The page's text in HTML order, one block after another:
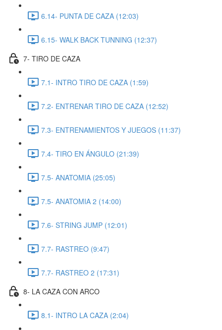
6.14- PUNTA DE CAZA (12:03)
6.15- WALK BACK TUNNING (12:37)
7- TIRO DE CAZA
7.1- INTRO TIRO DE CAZA (1:59)
7.2- ENTRENAR TIRO DE CAZA (12:52)
7.3- ENTRENAMIENTOS Y JUEGOS (11:37)
7.4- TIRO EN ÁNGULO (21:39)
7.5- ANATOMIA (25:05)
7.5- ANATOMIA 2 (14:00)
7.6- STRING JUMP (12:01)
7.7- RASTREO (9:47)
7.7- RASTREO 2 (17:31)
8- LA CAZA CON ARCO
8.1- INTRO LA CAZA (2:04)